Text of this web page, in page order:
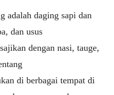
adalah daging sapi dan
dan usus
dengan nasi, tauge,
di berbagai tempat di